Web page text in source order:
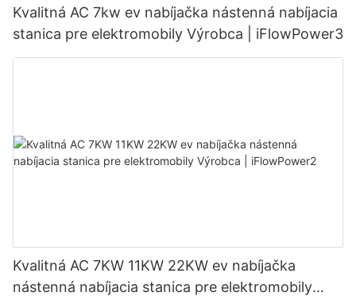
Kvalitná AC 7kw ev nabíjačka nástenná nabíjacia
stanica pre elektromobily Výrobca | iFlowPower3
Kvalitná AC 7KW 11KW 22KW ev nabíjačka
nástenná nabíjacia stanica pre elektromobily